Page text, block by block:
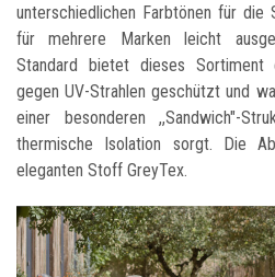
unterschiedlichen Farbtönen für die
für mehrere Marken leicht
Standard bietet dieses Sortiment
gegen UV-Strahlen geschützt und
einer besonderen ,,Sandwich"-
thermische Isolation sorgt. Die
eleganten Stoff GreyTex.